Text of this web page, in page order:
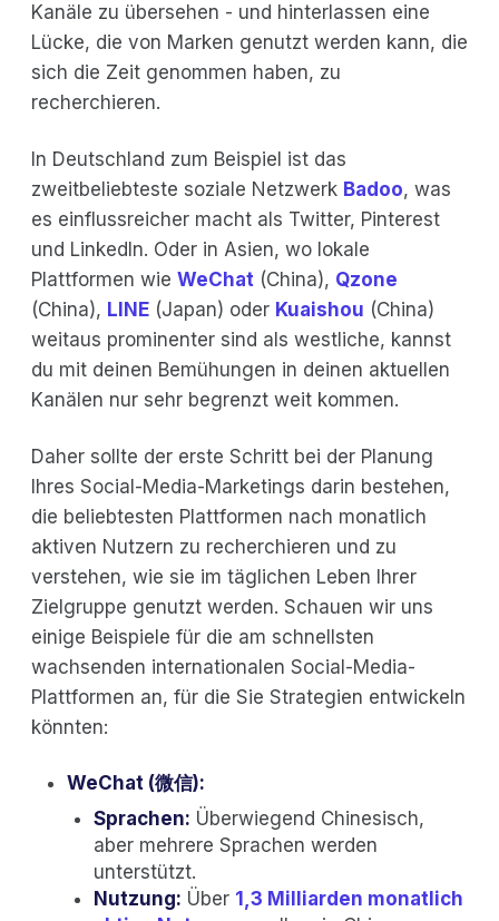
Kanäle zu übersehen - und hinterlassen eine
Lücke, die von Marken genutzt werden kann, die
sich die Zeit genommen haben, zu
recherchieren.
In Deutschland zum Beispiel ist das
zweitbeliebteste soziale Netzwerk Badoo, was
es einflussreicher macht als Twitter, Pinterest
und LinkedIn. Oder in Asien, wo lokale
Plattformen wie WeChat (China), Qzone
(China), LINE (Japan) oder Kuaishou (China)
weitaus prominenter sind als westliche, kannst
du mit deinen Bemühungen in deinen aktuellen
Kanälen nur sehr begrenzt weit kommen.
Daher sollte der erste Schritt bei der Planung
Ihres Social-Media-Marketings darin bestehen,
die beliebtesten Plattformen nach monatlich
aktiven Nutzern zu recherchieren und zu
verstehen, wie sie im täglichen Leben Ihrer
Zielgruppe genutzt werden. Schauen wir uns
einige Beispiele für die am schnellsten
wachsenden internationalen Social-Media-
Plattformen an, für die Sie Strategien entwickeln
könnten:
WeChat (微信):
Sprachen: Überwiegend Chinesisch,
aber mehrere Sprachen werden
unterstützt.
Nutzung: Über 1,3 Milliarden monatlich